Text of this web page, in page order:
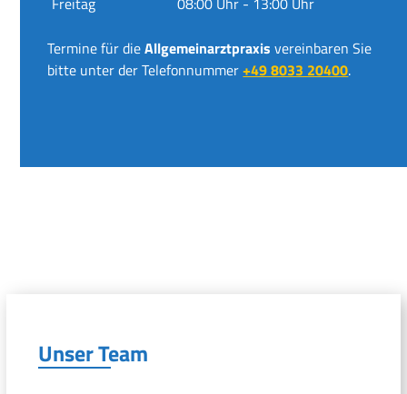
Termine für dieAllgemeinarztpraxis vereinbaren Sie
bitte unter der Telefonnummer+49 8033 20400.
Unser Team